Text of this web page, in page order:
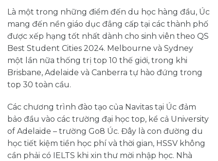
Là một trong những điểm đến du học hàng đầu, Úc
mang đến nền giáo dục đẳng cấp tại các thành phố
được xếp hạng tốt nhất dành cho sinh viên theo QS
Best Student Cities 2024. Melbourne và Sydney
một lần nữa thống trị top 10 thế giới, trong khi
Brisbane, Adelaide và Canberra tự hào đứng trong
top 30 toàn cầu.
Các chương trình đào tạo của Navitas tại Úc đảm
bảo đầu vào các trường đại học top, kể cả University
of Adelaide – trường Go8 Úc. Đây là con đường du
học tiết kiệm tiền học phí và thời gian, HSSV không
cần phải có IELTS khi xin thư mời nhập học. Nhà